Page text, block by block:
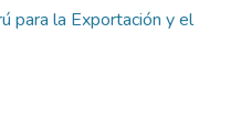
para la Exportación y el